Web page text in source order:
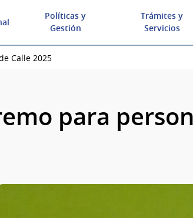
Políticas y
Gestión
Trámites y
Servicios
Calle 2025
para